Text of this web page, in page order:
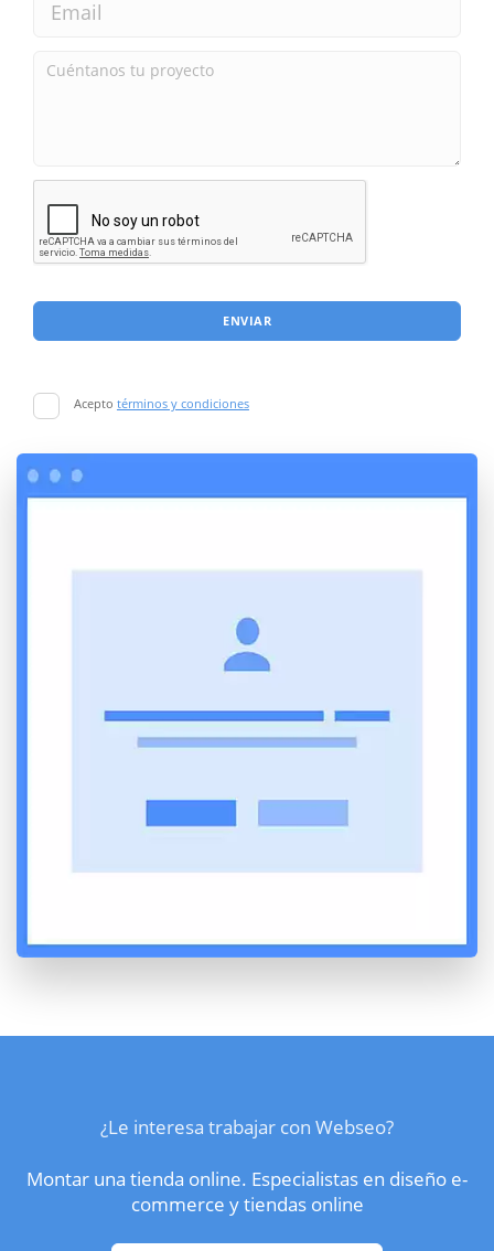
ENVIAR
Acepto términos y condiciones
¿Le interesa trabajar con Webseo?
Montar una tienda online. Especialistas en diseño e-
commerce y tiendas online